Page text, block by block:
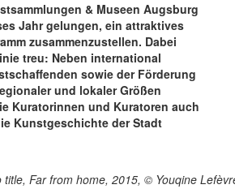
& Museen Augsburg
Jahr gelungen, ein attraktives
zusammenzustellen. Dabei
treu: Neben international
sowie der Förderung
und lokaler Größen
Kuratorinnen und Kuratoren auch
Kunstgeschichte der Stadt
Far from home, 2015, © Youqine